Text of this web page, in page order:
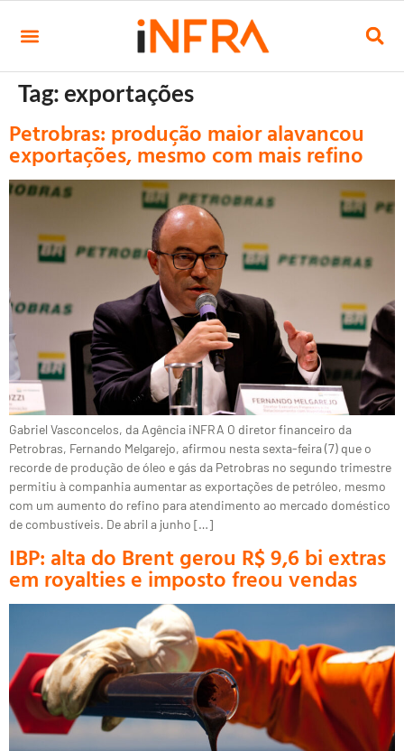
Tag:exportações
Petrobras: produção maior alavancou
exportações, mesmo com mais refino
Gabriel Vasconcelos, da Agência iNFRA O diretor financeiro da
Petrobras, Fernando Melgarejo, afirmou nesta sexta-feira (7) que o
recorde de produção de óleo e gás da Petrobras no segundo trimestre
permitiu à companhia aumentar as exportações de petróleo, mesmo
com um aumento do refino para atendimento ao mercado doméstico
de combustíveis. De abril a junho […]
IBP: alta do Brent gerou R$ 9,6 bi extras
em royalties e imposto freou vendas